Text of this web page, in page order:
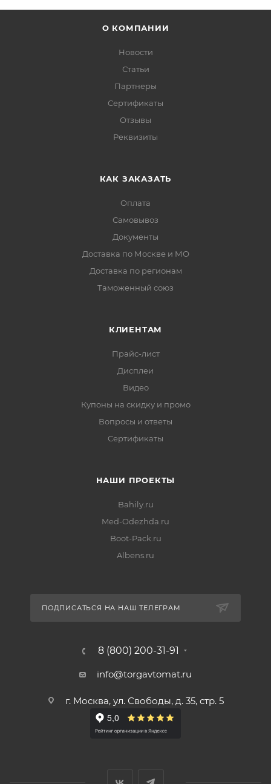
О КОМПАНИИ
Новости
Статьи
Партнеры
Сертификаты
Отзывы
Реквизиты
КАК ЗАКАЗАТЬ
Оплата
Самовывоз
Документы
Доставка по Москве и МО
Доставка по регионам
Таможенный союз
КЛИЕНТАМ
Прайс-лист
Дисплеи
Видео
Купоны на скидку и промо
Вопросы и ответы
Сертификаты
НАШИ ПРОЕКТЫ
Bahily.ru
Med-Odezhda.ru
Boot-Pack.ru
Albens.ru
ПОДПИСАТЬСЯ НА НАШ ТЕЛЕГРАМ
8 (800) 200-31-91
info@torgavtomat.ru
г. Москва, ул. Свободы, д. 35, стр. 5